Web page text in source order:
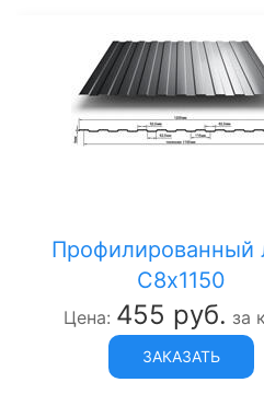
Профилированный
C8х1150
Цена: 455 руб. за
ЗАКАЗАТЬ